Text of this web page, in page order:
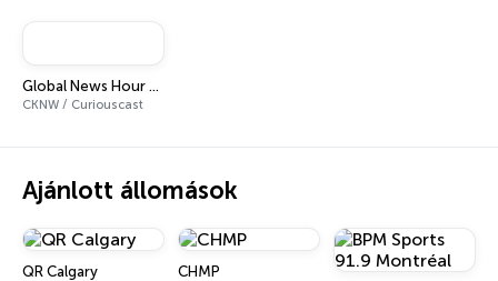
Global News Hour at 6
CKNW / Curiouscast
Ajánlott állomások
QR Calgary CHMP